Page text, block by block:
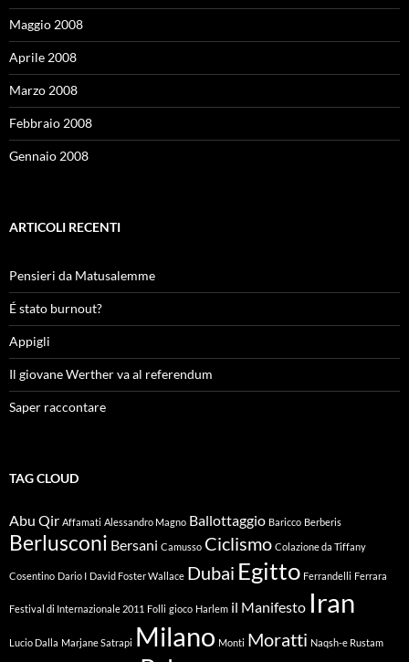
Maggio 2008
Aprile 2008
Marzo 2008
Febbraio 2008
Gennaio 2008
ARTICOLI RECENTI
Pensieri da Matusalemme
É stato burnout?
Appigli
Il giovane Werther va al referendum
Saper raccontare
TAG CLOUD
Abu Qir Affamati Alessandro Magno Ballottaggio Baricco Berberis
Berlusconi Bersani Camusso Ciclismo Colazione da Tiffany
Cosentino Dario I David Foster Wallace Dubai Egitto Ferrandelli Ferrara
Festival di Internazionale 2011 Folli gioco Harlem il Manifesto Iran
Lucio Dalla Marjane Satrapi Milano Monti Moratti Naqsh-e Rustam